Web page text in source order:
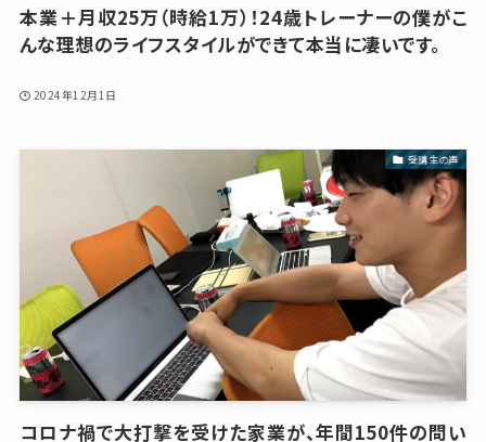
本業＋月収25万（時給1万）！24歳トレーナーの僕がこ
んな理想のライフスタイルができて本当に凄いです。
2024年12月1日
受講生の声
コロナ禍で大打撃を受けた家業が、年間150件の問い